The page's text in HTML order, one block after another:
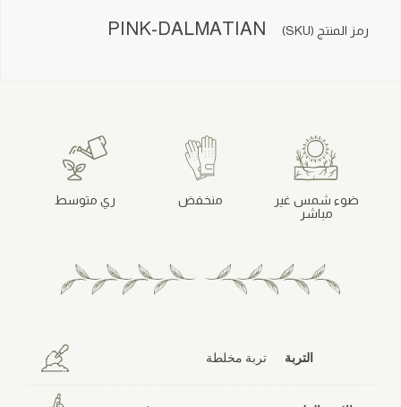
رمز المنتج (SKU) PINK-DALMATIAN
ضوء شمس غير
مباشر
منخفض ري متوسط
التربة تربة مخلطة